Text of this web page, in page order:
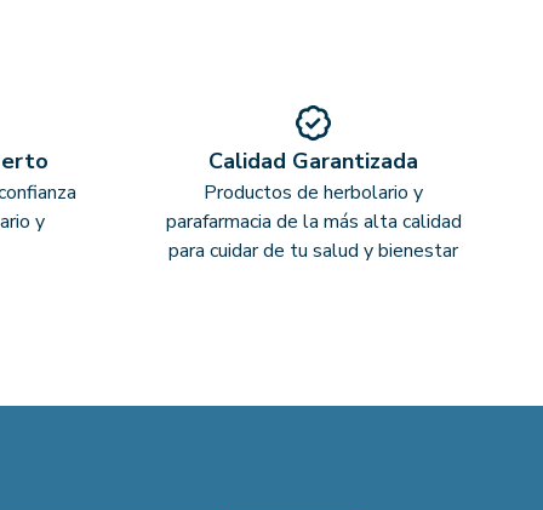
y
Calidad Garantizada
Productos de herbolario y
parafarmacia de la más alta calidad
para cuidar de tu salud y bienestar